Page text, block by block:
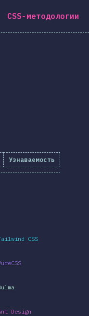
CSS-методологии
Узнаваемость
Design
CSS